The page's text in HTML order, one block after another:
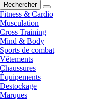
Rechercher
Fitness & Cardio
Musculation
Cross Training
Mind & Body
Sports de combat
Vêtements
Chaussures
Équipements
Destockage
Marques